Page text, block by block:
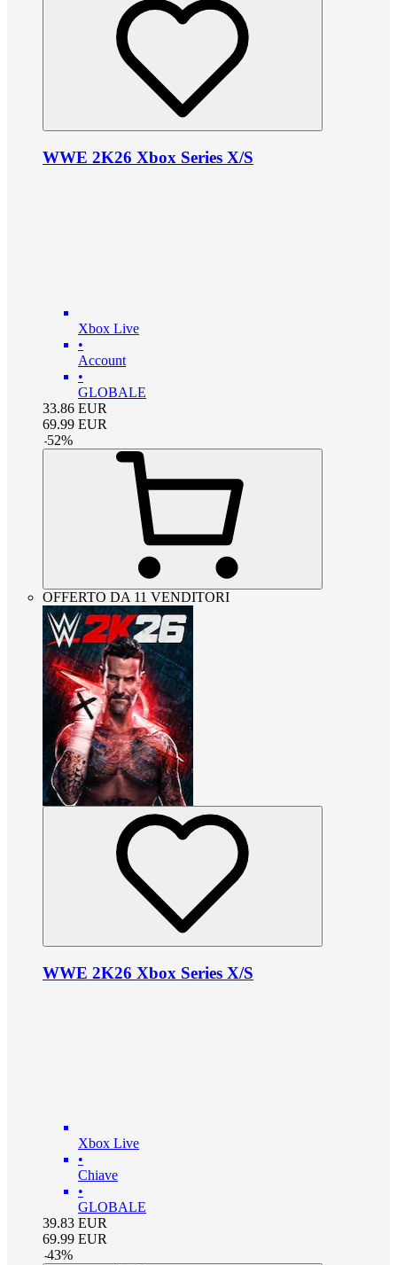
WWE 2K26 Xbox Series X/S
Xbox Live
•
Account
•
GLOBALE
33.86 EUR
69.99 EUR
-52%
OFFERTO DA 11 VENDITORI
WWE 2K26 Xbox Series X/S
Xbox Live
•
Chiave
•
GLOBALE
39.83 EUR
69.99 EUR
-43%